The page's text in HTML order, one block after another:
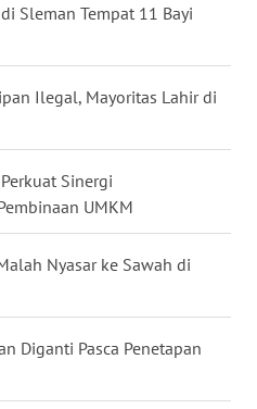
Sleman Tempat 11 Bayi
Ilegal, Mayoritas Lahir di
Sinergi
UMKM
Nyasar ke Sawah di
Diganti Pasca Penetapan